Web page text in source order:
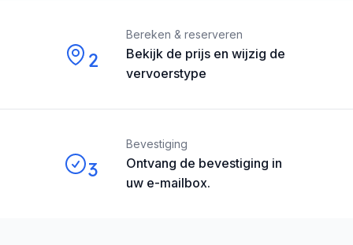
2
Bekijk de prijs en wijzig de
vervoerstype
Bereken & reserveren
3
Ontvang de bevestiging in
uw e-mailbox.
Bevestiging